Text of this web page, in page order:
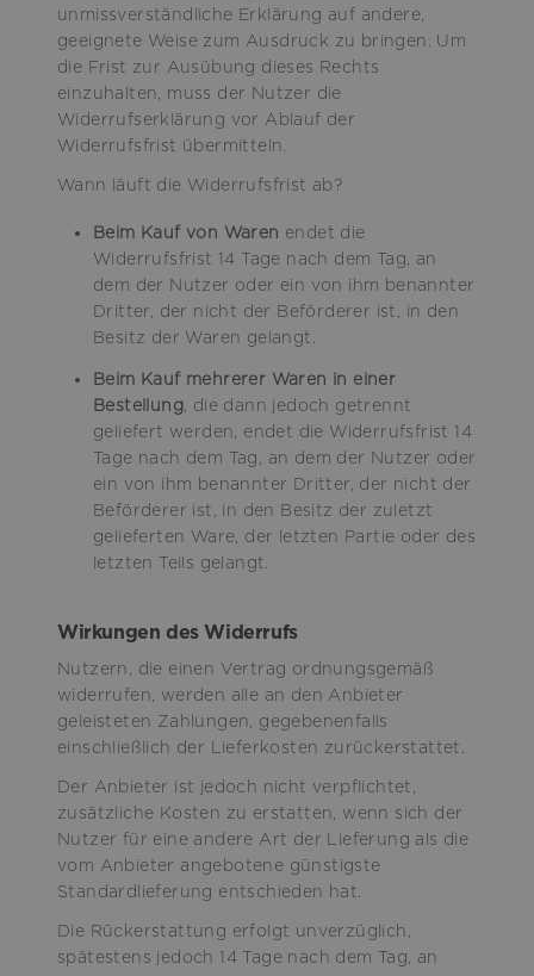
unmissverständliche Erklärung auf andere,
geeignete Weise zum Ausdruck zu bringen. Um
die Frist zur Ausübung dieses Rechts
einzuhalten, muss der Nutzer die
Widerrufserklärung vor Ablauf der
Widerrufsfrist übermitteln.
Wann läuft die Widerrufsfrist ab?
Beim Kauf von Waren endet die
Widerrufsfrist 14 Tage nach dem Tag, an
dem der Nutzer oder ein von ihm benannter
Dritter, der nicht der Beförderer ist, in den
Besitz der Waren gelangt.
Beim Kauf mehrerer Waren in einer
Bestellung, die dann jedoch getrennt
geliefert werden, endet die Widerrufsfrist 14
Tage nach dem Tag, an dem der Nutzer oder
ein von ihm benannter Dritter, der nicht der
Beförderer ist, in den Besitz der zuletzt
gelieferten Ware, der letzten Partie oder des
letzten Teils gelangt.
Wirkungen des Widerrufs
Nutzern, die einen Vertrag ordnungsgemäß
widerrufen, werden alle an den Anbieter
geleisteten Zahlungen, gegebenenfalls
einschließlich der Lieferkosten zurückerstattet.
Der Anbieter ist jedoch nicht verpflichtet,
zusätzliche Kosten zu erstatten, wenn sich der
Nutzer für eine andere Art der Lieferung als die
vom Anbieter angebotene günstigste
Standardlieferung entschieden hat.
Die Rückerstattung erfolgt unverzüglich,
spätestens jedoch 14 Tage nach dem Tag, an